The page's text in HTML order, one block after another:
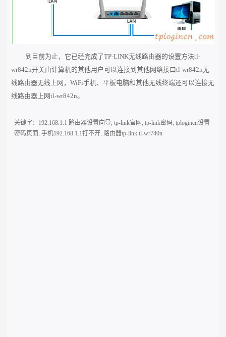
到目前为止，它已经完成了TP-LINK无线路由器的设置方法tl-
wr842n开关由计算机的其他用户可以连接到其他网络接口tl-wr842n无
线路由器无线上网，WiFi手机、平板电脑和其他无线终端还可以连接无
线路由器上网tl-wr842n。
关键字： 192.168.1.1 路由器设置向导,tp-link官网,tp-link密码,tplogincn设置
密码页面,手机192.168.1.1打不开,路由器tp-link tl-wr740n